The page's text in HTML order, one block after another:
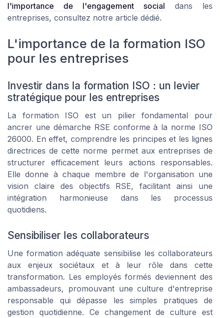
l'importance de l'engagement social dans les
entreprises, consultez notre article dédié.
L'importance de la formation ISO
pour les entreprises
Investir dans la formation ISO : un levier
stratégique pour les entreprises
La formation ISO est un pilier fondamental pour
ancrer une démarche RSE conforme à la norme ISO
26000. En effet, comprendre les principes et les lignes
directrices de cette norme permet aux entreprises de
structurer efficacement leurs actions responsables.
Elle donne à chaque membre de l'organisation une
vision claire des objectifs RSE, facilitant ainsi une
intégration harmonieuse dans les processus
quotidiens.
Sensibiliser les collaborateurs
Une formation adéquate sensibilise les collaborateurs
aux enjeux sociétaux et à leur rôle dans cette
transformation. Les employés formés deviennent des
ambassadeurs, promouvant une culture d'entreprise
responsable qui dépasse les simples pratiques de
gestion quotidienne. Ce changement de culture est